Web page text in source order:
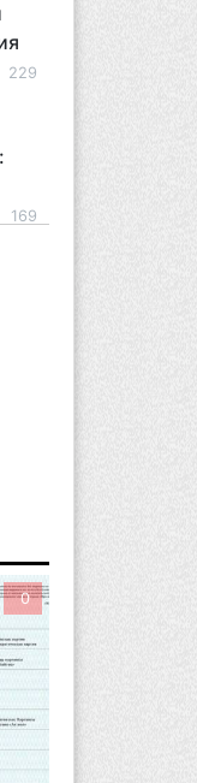
229
169
156
0